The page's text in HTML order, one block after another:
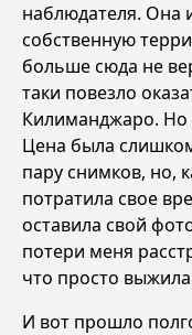
наблюдателя. Она
собственную
больше сюда не
таки повезло
Килиманджаро. Но
Цена была
пару снимков, но,
потратила свое
оставила свой
потери меня
что просто
И вот прошло